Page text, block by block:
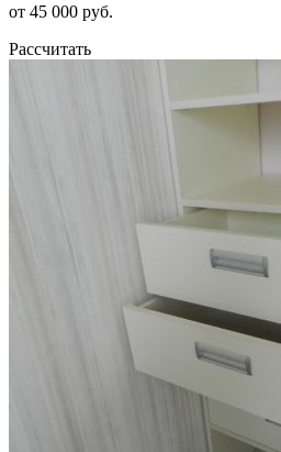
от 45 000 руб.
Рассчитать